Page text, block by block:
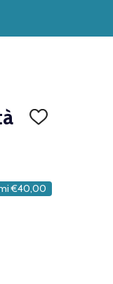
AGGIUNGI
€40,00